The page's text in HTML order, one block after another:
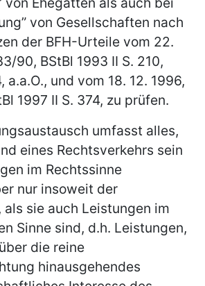
von Gesellschaften nach
der BFH-Urteile vom 22.
90, BStBl 1993 II S. 210,
a.a.O., und vom 18. 12. 1996,
1997 II S. 374, zu prüfen.
umfasst alles,
eines Rechtsverkehrs sein
im Rechtssinne
nur insoweit der
als sie auch Leistungen im
Sinne sind, d.h. Leistungen,
die reine
hinausgehendes